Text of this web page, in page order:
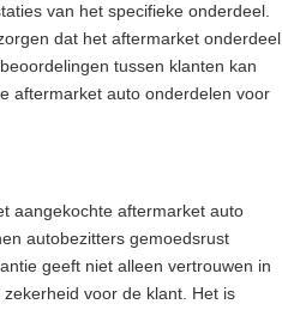
van het specifieke onderdeel.
dat het aftermarket onderdeel
tussen klanten kan
aftermarket auto onderdelen voor
aangekochte aftermarket auto
autobezitters gemoedsrust
geeft niet alleen vertrouwen in
voor de klant. Het is